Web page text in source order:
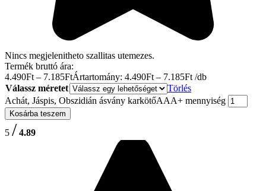
Nincs megjelenitheto szallitas utemezes.
Termék bruttó ára:
4.490Ft – 7.185FtÁrtartomány: 4.490Ft – 7.185Ft /db
Válassz méretet
Törlés
Achát, Jáspis, Obszidián ásvány karkötőAAA+ mennyiség
Kosárba teszem
5 / 4.89